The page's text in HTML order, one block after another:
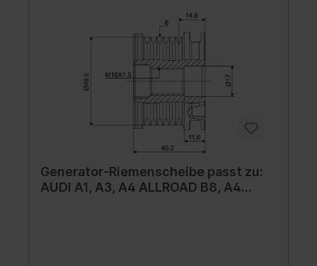
Generator-Riemenscheibe passt zu:
AUDI A1, A3, A4 ALLROAD B8, A4